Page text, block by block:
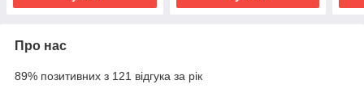
Про нас
89% позитивних з 121 відгука за рік